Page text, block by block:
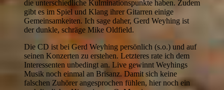
die unterschiedliche Kulminationspunkte haben. Zudem
gibt es im Spiel und Klang ihrer Gitarren einige
Gemeinsamkeiten. Ich sage daher, Gerd Weyhing ist
der dunkle, schräge Mike Oldfield.
Die CD ist bei Gerd Weyhing persönlich (s.o.) und auf
seinen Konzerten zu erstehen. Letzteres rate ich dem
Interessenten unbedingt an. Live gewinnt Weyhings
Musik noch einmal an Brisanz. Damit sich keine
falschen Zuhörer angesprochen fühlen, hier noch ein